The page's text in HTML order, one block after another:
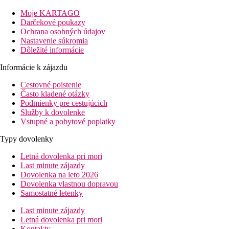
pláže: 200 m
letisko: 60 km
centrá: 300 m
nákupných možností: 300 m
Dvojlôžková izba
klimatizácia
minichladnička
TV/sat.
telefón
terasa alebo balkón
Popis hotela
trezor na recepcii (za poplatok)
reštaurácia
lobby bar
konferenčná sála
bazén
bar pri bazéne
Moje KARTAGO
Darčekové poukazy
Ochrana osobných údajov
Nastavenie súkromia
Dôležité informácie
Informácie k zájazdu
Cestovné poistenie
Často kladené otázky
Podmienky pre cestujúcich
Služby k dovolenke
Vstupné a pobytové poplatky
Typy dovolenky
Letná dovolenka pri mori
Last minute zájazdy
Dovolenka na leto 2026
Dovolenka vlastnou dopravou
Samostatné letenky
Last minute zájazdy
Letná dovolenka pri mori